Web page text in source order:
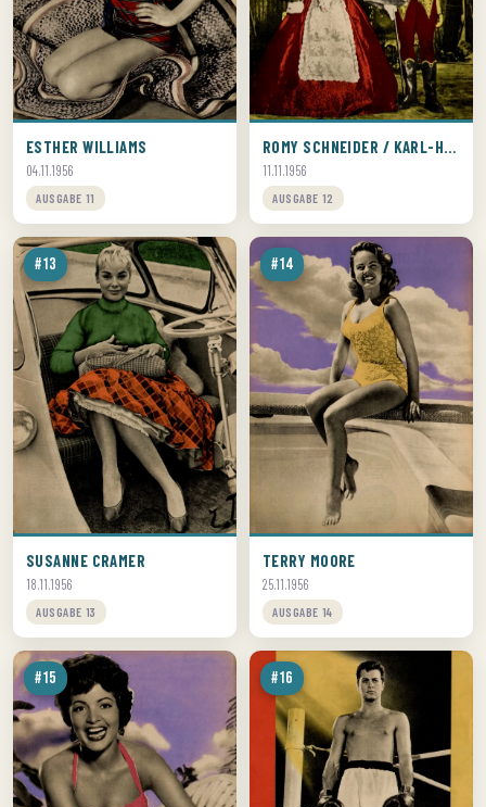
ESTHER WILLIAMS
04.11.1956
AUSGABE 11
ROMY SCHNEIDER / KARL-HEINZ BÖHM
11.11.1956
AUSGABE 12
#13
SUSANNE CRAMER
18.11.1956
AUSGABE 13
#14
TERRY MOORE
25.11.1956
AUSGABE 14
#15 #16